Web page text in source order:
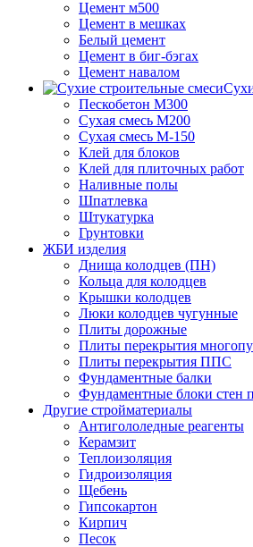
Цемент м500
Цемент в мешках
Белый цемент
Цемент в биг-бэгах
Цемент навалом
Пескобетон М300
Сухая смесь М200
Сухая смесь М-150
Клей для блоков
Клей для плиточных работ
Наливные полы
Шпатлевка
Штукатурка
Грунтовки
ЖБИ изделия
Днища колодцев (ПН)
Кольца для колодцев
Крышки колодцев
Люки колодцев чугунные
Плиты дорожные
Плиты перекрытия
Плиты перекрытия ППС
Фундаментные балки
Фундаментные блоки стен
Другие стройматериалы
Антигололедные реагенты
Керамзит
Теплоизоляция
Гидроизоляция
Щебень
Гипсокартон
Кирпич
Песок